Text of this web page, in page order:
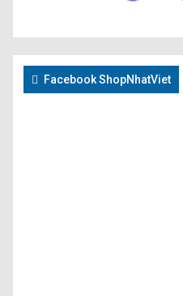
Facebook ShopNhatViet